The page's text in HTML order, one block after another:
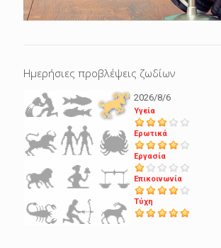
Ημερήσιες προβλέψεις ζωδίων
2026/8/6
Υγεία
Ερωτικά
Εργασία
Επικοινωνία
Τύχη